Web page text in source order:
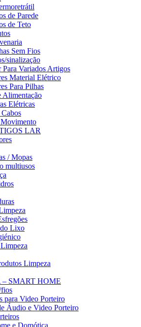
de Parede
de Teto
Sem Fios
sinalização
Para Variados Artigos
Material Elétrico
Para Pilhas
Alimentação
Elétricas
Movimento
LAR
/ Mopas
multiusos
Lixo
Limpeza
SMART HOME
para Video Porteiro
Áudio e Video Porteiro
e Domótica